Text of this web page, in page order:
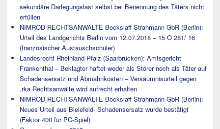
sekundäre Darlegungslast selbst bei Benennung des Täters nicht
erfüllen
NIMROD RECHTSANWÄLTE Bockslaff Strahmann GbR (Berlin):
Urteil des Landgerichts Berlin vom 12.07.2018 – 15 O 281/ 16
(französischer Austauschschüler)
Landesrecht Rheinland-Pfalz (Saarbrücken): Amtsgericht
Frankenthal – Beklagter haftet weder als Störer noch als Täter auf
Schadensersatz und Abmahnkosten – Versäumnisurteil gegen
.rka Rechtsanwälte wird aufrecht erhalten
NIMROD RECHTSANWÄLTE Bockslaff Strahmann GbR (Berlin):
Neues Urteil aus Bielefeld- Schadensersatz wurde bestätigt
(Faktor 400 für PC-Spiel)